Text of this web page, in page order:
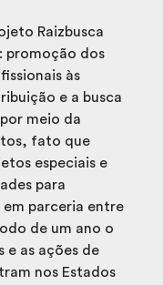
Raizbusca
promoção dos
às
e a busca
meio da
fato que
especiais e
para
parceria entre
de um ano o
e as ações de
nos Estados